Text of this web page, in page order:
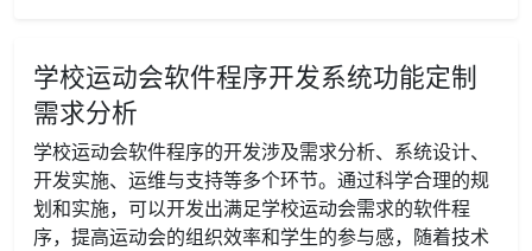
学校运动会软件程序开发系统功能定制
需求分析
学校运动会软件程序的开发涉及需求分析、系统设计、
开发实施、运维与支持等多个环节。通过科学合理的规
划和实施，可以开发出满足学校运动会需求的软件程
序，提高运动会的组织效率和学生的参与感，随着技术